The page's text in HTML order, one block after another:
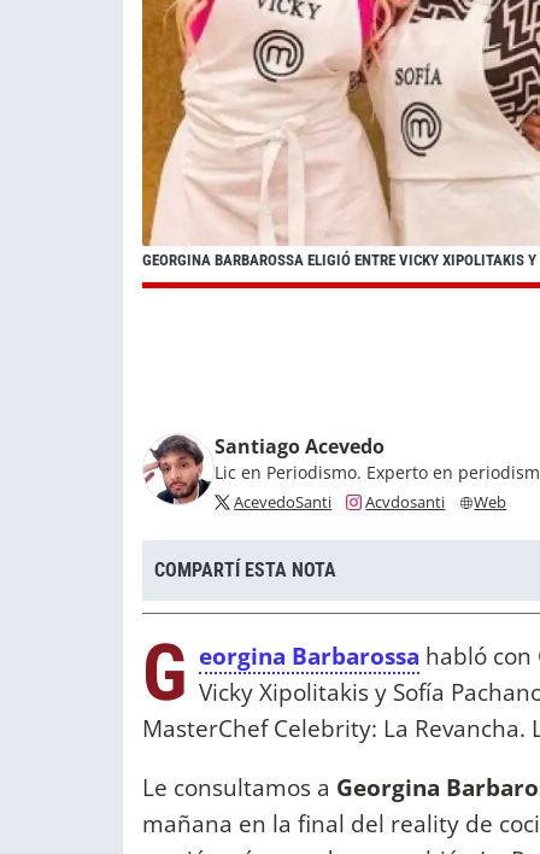
GEORGINA BARBAROSSA ELIGIÓ ENTRE VICKY XIPOLITAKIS
Santiago Acevedo
Lic en Periodismo. Experto en
AcevedoSanti Acvdosanti Web
COMPARTÍ ESTA NOTA
G eorgina Barbarossa habló con
Vicky Xipolitakis y Sofía
MasterChef Celebrity: La
Le consultamos a Georgina
mañana en la final del reality de